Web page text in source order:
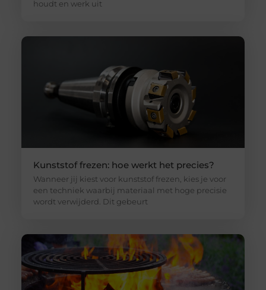
houdt en werk uit
Kunststof frezen: hoe werkt het precies?
Wanneer jij kiest voor kunststof frezen, kies je voor
een techniek waarbij materiaal met hoge precisie
wordt verwijderd. Dit gebeurt